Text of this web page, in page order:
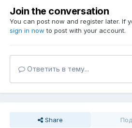
Join the conversation
You can post now and register later. If
sign in now to post with your account.
Ответить в тему...
Share